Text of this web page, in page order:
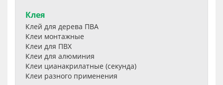
Клея
Клей для дерева ПВА
Клеи монтажные
Клеи для ПВХ
Клеи для алюминия
Клеи цианакрилатные (секунда)
Клеи разного применения